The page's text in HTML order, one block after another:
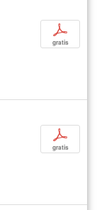
p
gratis
p
gratis